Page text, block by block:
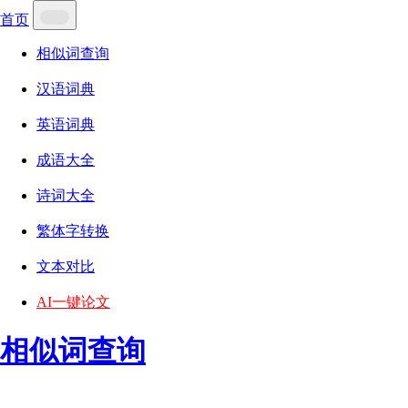
首页
相似词查询
汉语词典
英语词典
成语大全
诗词大全
繁体字转换
文本对比
AI一键论文
相似词查询